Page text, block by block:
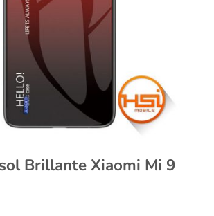
Brillante Xiaomi Mi 9